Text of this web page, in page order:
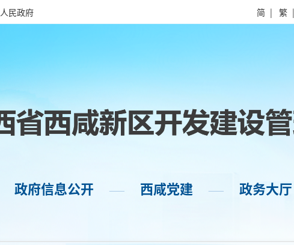
民政府 简 | 繁 |
政府信息公开 —— 西咸党建 —— 政务大厅